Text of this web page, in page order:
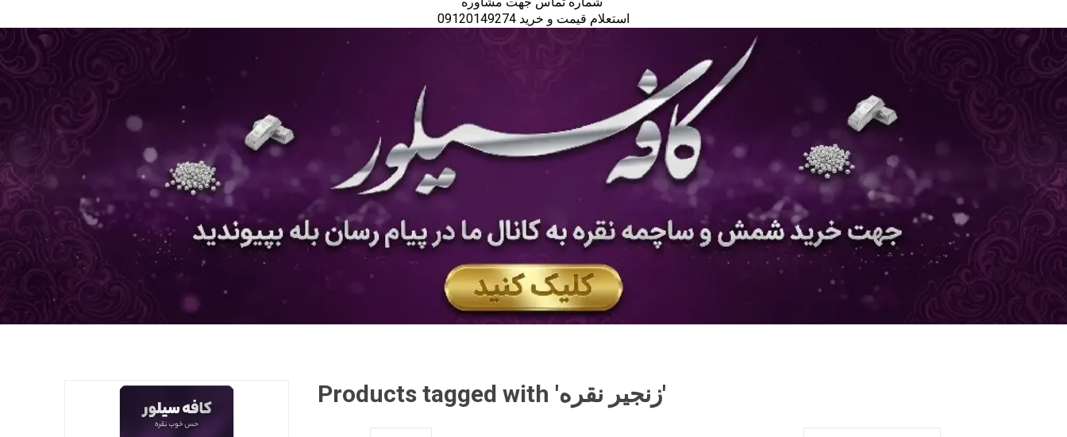
استعلام قیمت و خرید 09120149274
Products tagged with 'زنجیر نقره'